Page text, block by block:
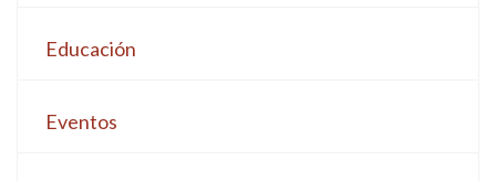
Educación
Eventos